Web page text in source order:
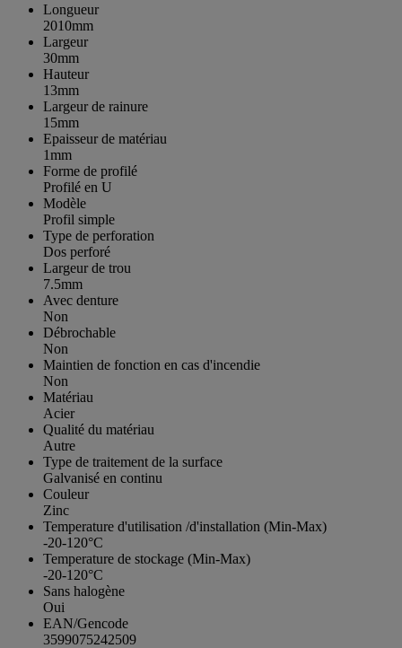
Longueur
2010mm
Largeur
30mm
Hauteur
13mm
Largeur de rainure
15mm
Epaisseur de matériau
1mm
Forme de profilé
Profilé en U
Modèle
Profil simple
Type de perforation
Dos perforé
Largeur de trou
7.5mm
Avec denture
Non
Débrochable
Non
Maintien de fonction en cas d'incendie
Non
Matériau
Acier
Qualité du matériau
Autre
Type de traitement de la surface
Galvanisé en continu
Couleur
Zinc
Temperature d'utilisation /d'installation (Min-Max)
-20-120°C
Temperature de stockage (Min-Max)
-20-120°C
Sans halogène
Oui
EAN/Gencode
3599075242509